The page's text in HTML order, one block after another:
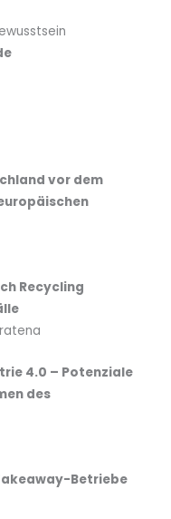
vor dem
Recycling
4.0 – Potenziale
des
Betriebe